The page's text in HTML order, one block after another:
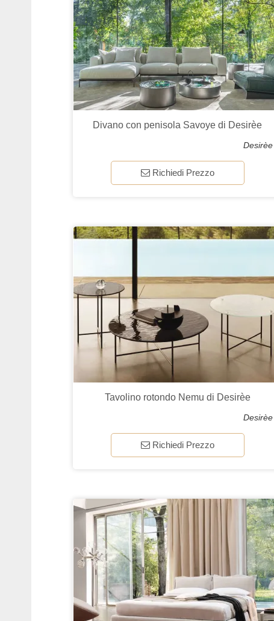
Divano con penisola Savoye di Desirèe
Desirèe
Richiedi Prezzo
Tavolino rotondo Nemu di Desirèe
Desirèe
Richiedi Prezzo